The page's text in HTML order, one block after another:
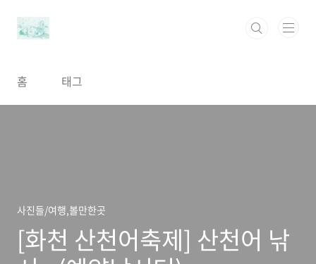
홈 태그
사진들/여행,볼만한곳
[화천 산천어축제] 산천어 낚